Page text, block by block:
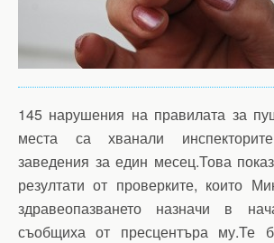
145 нарушения на правилата за
места са хванали
заведения за един месец.Това
резултати от проверките, които
здравеопазването назначи в
съобщиха от пресцентъра му.Те